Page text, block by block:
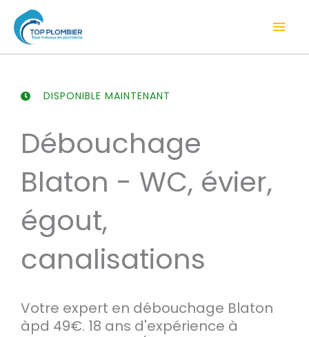
contenu
DISPONIBLE MAINTENANT
Débouchage
Blaton - WC, évier,
égout,
canalisations
Votre expert en débouchage Blaton
àpd 49€. 18 ans d'expérience à